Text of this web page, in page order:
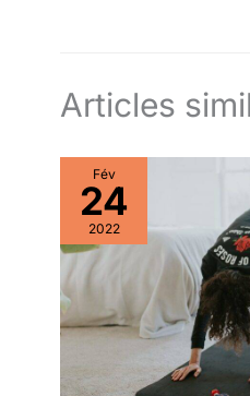
Articles
Fév
24
2022